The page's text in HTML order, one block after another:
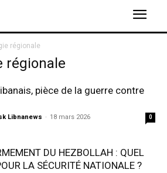
régionale
régionale
pièce de la guerre contre
Libnanews - 18 mars 2026 0
DU HEZBOLLAH : QUEL
LA SÉCURITÉ NATIONALE ?